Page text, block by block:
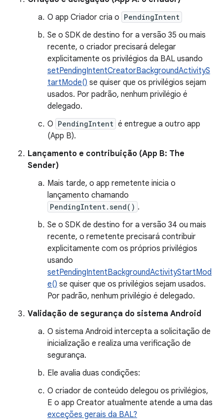
O app Criador cria o PendingIntent
Se o SDK de destino for a versão 35 ou mais
recente, o criador precisará delegar
explicitamente os privilégios da BAL usando
setPendingIntentCreatorBackgroundActivityS
tartMode() se quiser que os privilégios sejam
usados. Por padrão, nenhum privilégio é
delegado.
O PendingIntent é entregue a outro app
(App B).
Lançamento e contribuição (App B: The
Sender)
Mais tarde, o app remetente inicia o
lançamento chamando
PendingIntent.send() .
Se o SDK de destino for a versão 34 ou mais
recente, o remetente precisará contribuir
explicitamente com os próprios privilégios
usando
setPendingIntentBackgroundActivityStartMod
e() se quiser que os privilégios sejam usados.
Por padrão, nenhum privilégio é delegado.
Validação de segurança do sistema Android
O sistema Android intercepta a solicitação de
inicialização e realiza uma verificação de
segurança.
Ele avalia duas condições:
O criador de conteúdo delegou os privilégios,
E o app Creator atualmente atende a uma das
exceções gerais da BAL?